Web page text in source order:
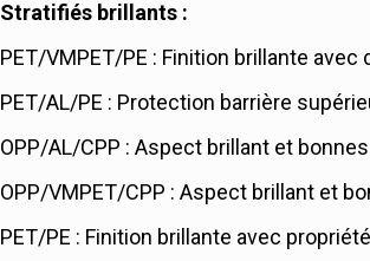
Stratifiés brillants :
PET/VMPET/PE : Finition brillante
PET/AL/PE : Protection barrière
OPP/AL/CPP : Aspect brillant et
OPP/VMPET/CPP : Aspect brillant et
PET/PE : Finition brillante avec